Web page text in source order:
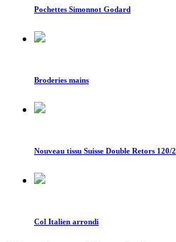
Pochettes Simonnot Godard
Broderies mains
Nouveau tissu Suisse Double Retors 120/2
Col Italien arrondi